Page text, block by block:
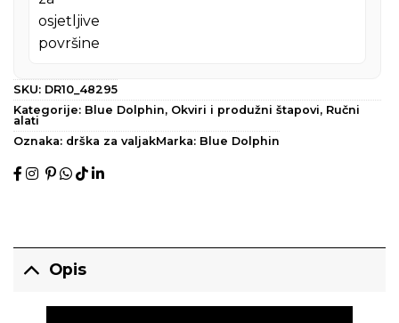
SKU: DR10_48295
Kategorije: Blue Dolphin, Okviri i produžni štapovi, Ručni
alati
Oznaka: drška za valjakMarka: Blue Dolphin
Opis